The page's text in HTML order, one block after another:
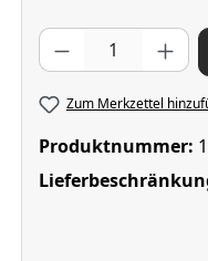
Produkt Anzahl: Gib
Zum Merkzettel
Produktnummer: